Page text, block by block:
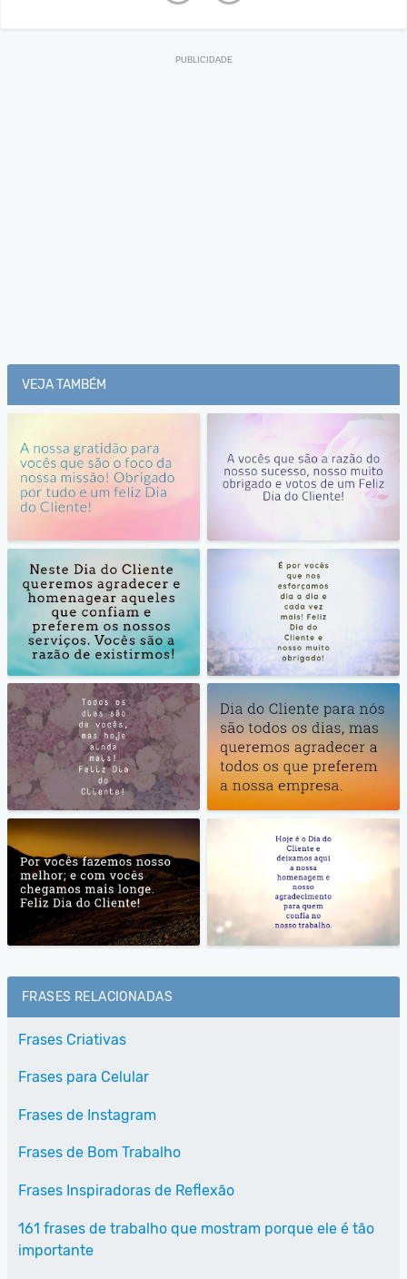
VEJA TAMBÉM
FRASES RELACIONADAS
Frases Criativas
Frases para Celular
Frases de Instagram
Frases de Bom Trabalho
Frases Inspiradoras de Reflexão
161 frases de trabalho que mostram porque ele é tão
importante